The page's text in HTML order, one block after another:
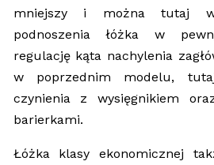
mniejszy i można tutaj
podnoszenia łóżka w
regulację kąta nachylenia
w poprzednim modelu,
czynienia z wysięgnikiem
barierkami.
Łóżka klasy ekonomicznej